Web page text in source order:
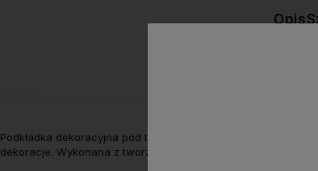
Opis
Podkładka dekoracyjna pod talerz z serii BLANCHE marki
dekoracje. Wykonana z tworzywa sztucznego. Jest to